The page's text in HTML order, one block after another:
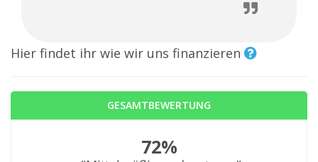
Hier findet ihr wie wir uns finanzieren
GESAMTBEWERTUNG
72%